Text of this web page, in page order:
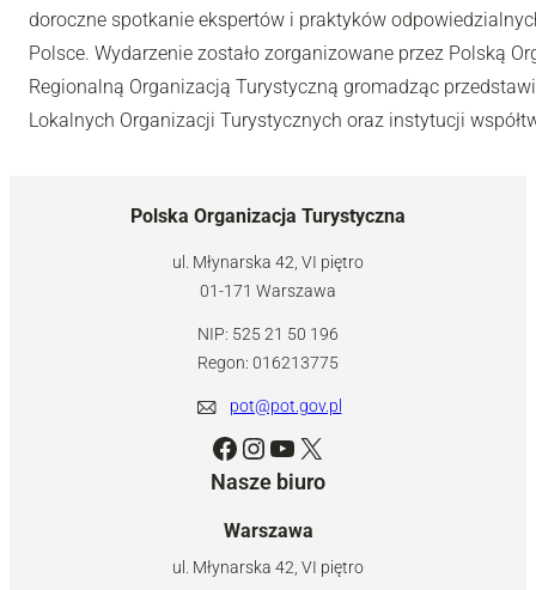
doroczne spotkanie ekspertów i praktyków
Polsce. Wydarzenie zostało zorganizowane przez Polską
Regionalną Organizacją Turystyczną gromadząc
Lokalnych Organizacji Turystycznych oraz instytucji
Polska Organizacja Turystyczna
ul. Młynarska 42, VI piętro
01-171 Warszawa
NIP: 525 21 50 196
Regon: 016213775
pot@pot.gov.pl
Facebook Instagram YouTube X
Nasze biuro
Warszawa
ul. Młynarska 42, VI piętro